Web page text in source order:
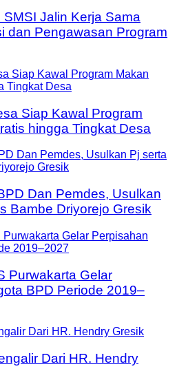
Jalin Kerja Sama
dan Pengawasan Program
Siap Kawal Program
hingga Tingkat Desa
Dan Pemdes, Usulkan
Bambe Driyorejo Gresik
Purwakarta Gelar
BPD Periode 2019–
Dari HR. Hendry